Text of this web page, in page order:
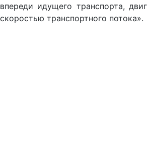
впереди идущего транспорта,
скоростью транспортного потока».